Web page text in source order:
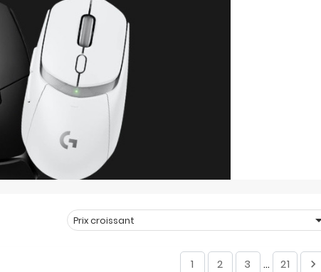
Prix croissant
1 2 3 … 21 